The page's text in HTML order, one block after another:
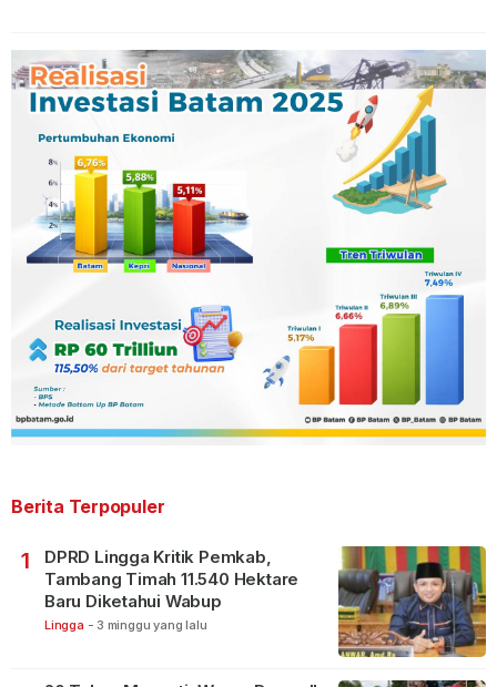
Berita Terpopuler
1
DPRD Lingga Kritik Pemkab,
Tambang Timah 11.540 Hektare
Baru Diketahui Wabup
Lingga - 3 minggu yang lalu